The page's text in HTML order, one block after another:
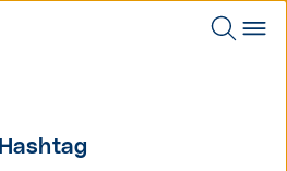
Hashtag